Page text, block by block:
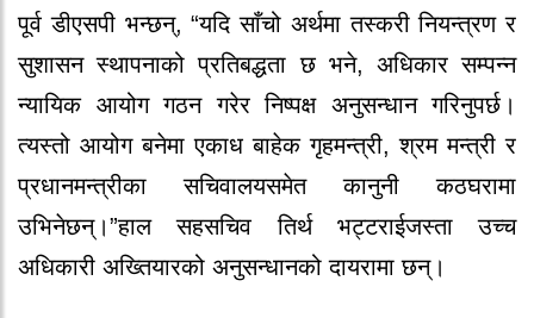
पूर्व डीएसपी भन्छन्, “यदि साँचो अर्थमा तस्करी नियन्त्रण र
सुशासन स्थापनाको प्रतिबद्धता छ भने, अधिकार सम्पन्न
न्यायिक आयोग गठन गरेर निष्पक्ष अनुसन्धान गरिनुपर्छ।
त्यस्तो आयोग बनेमा एकाध बाहेक गृहमन्त्री, श्रम मन्त्री र
प्रधानमन्त्रीका सचिवालयसमेत कानुनी कठघरामा
उभिनेछन्।”हाल सहसचिव तिर्थ भट्टराईजस्ता उच्च
अधिकारी अख्तियारको अनुसन्धानको दायरामा छन्।